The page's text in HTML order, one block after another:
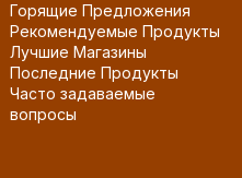
Горящие Предложения
Рекомендуемые Продукты
Лучшие Магазины
Последние Продукты
Часто задаваемые
вопросы